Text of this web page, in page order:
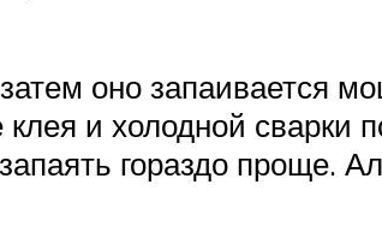
оно запаивается
и холодной сварки
гораздо проще.